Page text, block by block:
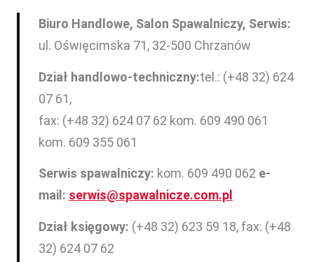
Biuro Handlowe, Salon Spawalniczy, Serwis:
ul. Oświęcimska 71, 32-500 Chrzanów
Dział handlowo-techniczny:tel.: (+48 32) 624
07 61,
fax: (+48 32) 624 07 62 kom. 609 490 061
kom. 609 355 061
Serwis spawalniczy: kom. 609 490 062 e-
mail: serwis@spawalnicze.com.pl
Dział księgowy: (+48 32) 623 59 18, fax: (+48
32) 624 07 62